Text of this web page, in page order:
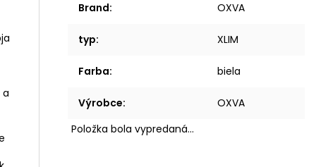
Brand: OXVA
typ: XLIM
Farba: biela
Výrobce:
OXVA
Položka bola vypredaná…